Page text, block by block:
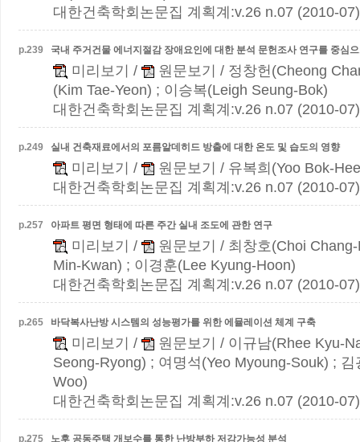
대한건축학회논문집 계획계:v.26 n.07 (2010-07)
p.239 국내 주거건물 에너지절감 장애요인에 대한 분석 문헌조사 연구를 중심
미리보기 / 원문보기
/ 정창헌(Cheong
(Kim Tae-Yeon) ; 이승복(Leigh Seung-Bok)
대한건축학회논문집 계획계:v.26 n.07 (2010-07)
p.249 실내 건축재료에서의 포름알데히드 방출에 대한 온도 및 습도의 영향
미리보기 / 원문보기
/ 유복희(Yoo Bok-
대한건축학회논문집 계획계:v.26 n.07 (2010-07)
p.257 아파트 평면 형태에 따른 주간 실내 조도에 관한 연구
미리보기 / 원문보기
/ 최창호(Choi
Min-Kwan) ; 이경훈(Lee Kyung-Hoon)
대한건축학회논문집 계획계:v.26 n.07 (2010-07)
p.265 바닥복사난방 시스템의 성능평가를 위한 에뮬레이션 체계 구축
미리보기 / 원문보기
/ 이규남(Rhee Kyu-
Seong-Ryong) ; 여명석(Yeo Myoung-Souk) ;
Woo)
대한건축학회논문집 계획계:v.26 n.07 (2010-07)
p.275 노후 공동주택 개보수를 통한 난방부하 저감가능성 분석